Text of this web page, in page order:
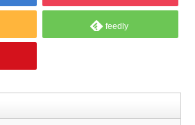
feedly